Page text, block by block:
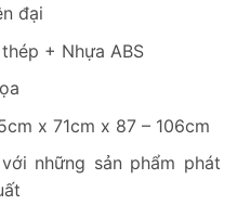
đại
+ Nhựa ABS
x 71cm x 87 – 106cm
những sản phẩm phát